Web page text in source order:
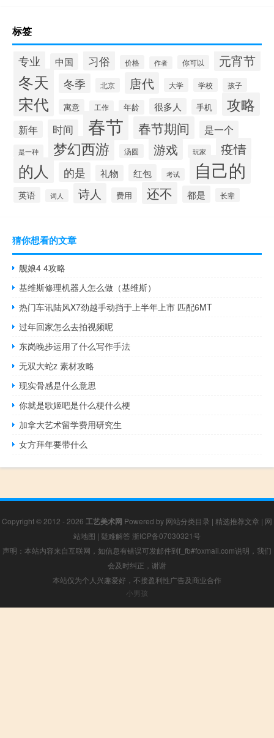
标签
专业 中国 习俗 价格 作者 你可以 元宵节
冬天 冬季 北京 唐代 大学 学校 孩子
宋代 寓意 工作 年龄 很多人 手机 攻略
新年 时间 春节 春节期间 是一个
是一种 梦幻西游 汤圆 游戏 玩家 疫情
的人 的是 礼物 红包 考试 自己的
英语 词人 诗人 费用 还不 都是 长辈
猜你想看的文章
舰娘4 4攻略
基维斯修理机器人怎么做（基维斯）
热门车讯陆风X7劲越手动挡于上半年上市 匹配6MT
过年回家怎么去拍视频呢
东岗晚步运用了什么写作手法
无双大蛇z 素材攻略
现实骨感是什么意思
你就是歌姬吧是什么梗什么梗
加拿大艺术留学费用研究生
女方拜年要带什么
Copyright © 2012 - 2026 工艺美术网 Powered by 网站分类目录 | 精选推荐文章 | 网
站地图 | 疑难解答 浙ICP备07030321号
声明：本站内容来自互联网，如信息有错误可发邮件到f_fb#foxmail.com说明，我们
会及时纠正，谢谢
本站仅为个人兴趣爱好，不接盈利性广告及商业合作
小男孩